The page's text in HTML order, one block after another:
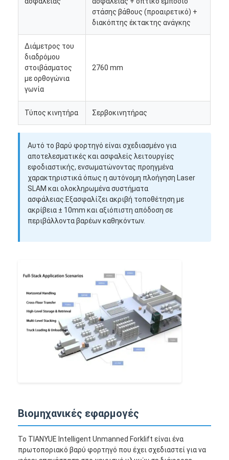
στάσης βάθους (προαιρετικό) +
διακόπτης έκτακτης ανάγκης
Διάμετρος του
διαδρόμου
στοιβάσματος
με ορθογώνια
γωνία
2760 mm
Τύπος κινητήρα Σερβοκινητήρας
Αυτό το βαρύ φορτηγό είναι σχεδιασμένο για
αποτελεσματικές και ασφαλείς λειτουργίες
εφοδιαστικής, ενσωματώνοντας προηγμένα
χαρακτηριστικά όπως η αυτόνομη πλοήγηση Laser
SLAM και ολοκληρωμένα συστήματα
ασφάλειας.Εξασφαλίζει ακριβή τοποθέτηση με
ακρίβεια ± 10mm και αξιόπιστη απόδοση σε
περιβάλλοντα βαρέων καθηκόντων.
Βιομηχανικές εφαρμογές
Το TIANYUE Intelligent Unmanned Forklift είναι ένα
πρωτοποριακό βαρύ φορτηγό που έχει σχεδιαστεί για να